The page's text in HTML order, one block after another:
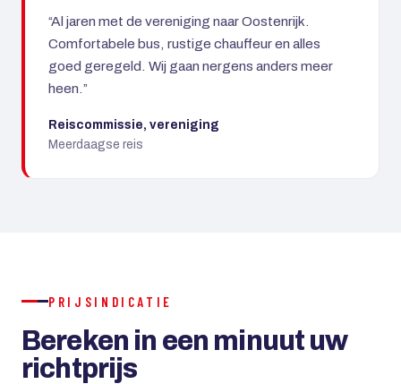
“Al jaren met de vereniging naar Oostenrijk.
Comfortabele bus, rustige chauffeur en alles
goed geregeld. Wij gaan nergens anders meer
heen.”
Reiscommissie, vereniging
Meerdaagse reis
PRIJSINDICATIE
Bereken in een minuut uw
richtprijs